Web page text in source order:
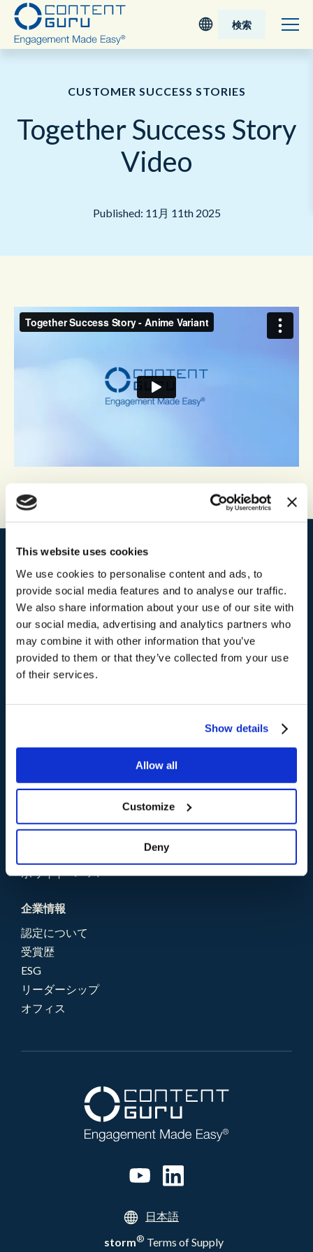
This website uses cookies
We use cookies to personalise content and ads, to
provide social media features and to analyse our traffic.
We also share information about your use of our site with
our social media, advertising and analytics partners who
may combine it with other information that you’ve
provided to them or that they’ve collected from your use
of their services.
Show details
Allow all
Customize
Deny
Nederlands
検索
CUSTOMER SUCCESS STORIES
Together Success Story
Video
Published: 11月 11th 2025
製品
storm®CX
brain
AI
ソリューション
業界別ソリューション
公式ブログ
ホワイトペーパー
企業情報
認定について
受賞歴
ESG
リーダーシップ
オフィス
日本語
storm® Terms of Supply